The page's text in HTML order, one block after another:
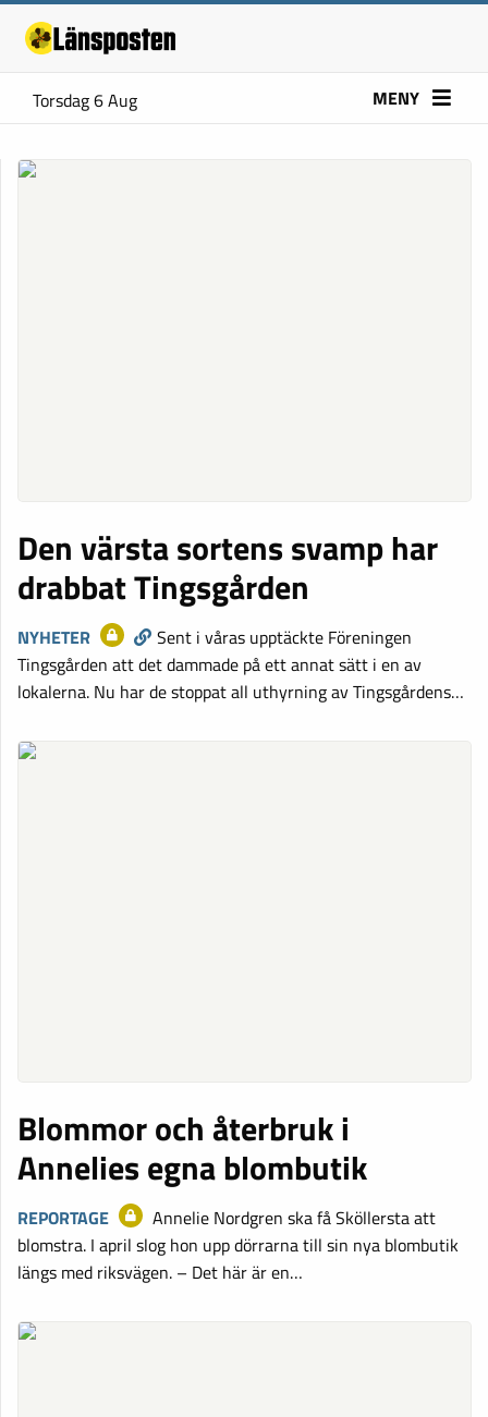
Torsdag 6 Aug MENY
Den värsta sortens svamp har
drabbat Tingsgården
NYHETER
Sent i våras upptäckte Föreningen
Tingsgården att det dammade på ett annat sätt i en av
lokalerna. Nu har de stoppat all uthyrning av Tingsgårdens…
Blommor och återbruk i
Annelies egna blombutik
REPORTAGE
Annelie Nordgren ska få Sköllersta att
blomstra. I april slog hon upp dörrarna till sin nya blombutik
längs med riksvägen. – Det här är en…